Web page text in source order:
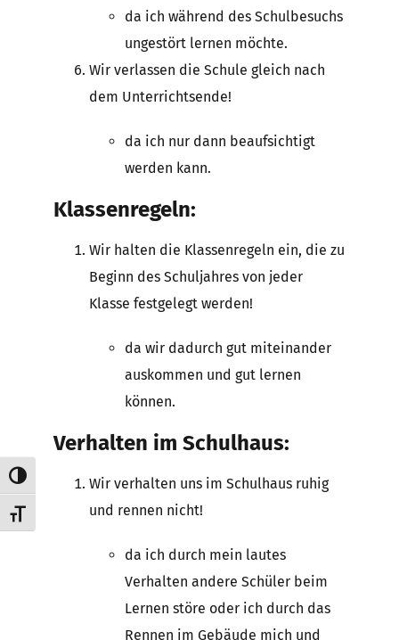
Umschalten auf hohe Kontraste
Schrift vergrößern
da ich während des Schulbesuchs
ungestört lernen möchte.
Wir verlassen die Schule gleich nach
dem Unterrichtsende!
da ich nur dann beaufsichtigt
werden kann.
Klassenregeln:
Wir halten die Klassenregeln ein, die zu
Beginn des Schuljahres von jeder
Klasse festgelegt werden!
da wir dadurch gut miteinander
auskommen und gut lernen
können.
Verhalten im Schulhaus:
Wir verhalten uns im Schulhaus ruhig
und rennen nicht!
da ich durch mein lautes
Verhalten andere Schüler beim
Lernen störe oder ich durch das
Rennen im Gebäude mich und